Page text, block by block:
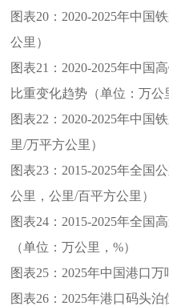
图表20： 2020-2025年中国
公里）
图表21： 2020-2025年中国
比重变化趋势（单位：万公
图表22： 2020-2025年中国
里/万平方公里）
图表23： 2015-2025年全国
公里，公里/百平方公里）
图表24： 2015-2025年全国
（单位：万公里，%）
图表25： 2025年中国港口万
图表26： 2025年港口码头泊